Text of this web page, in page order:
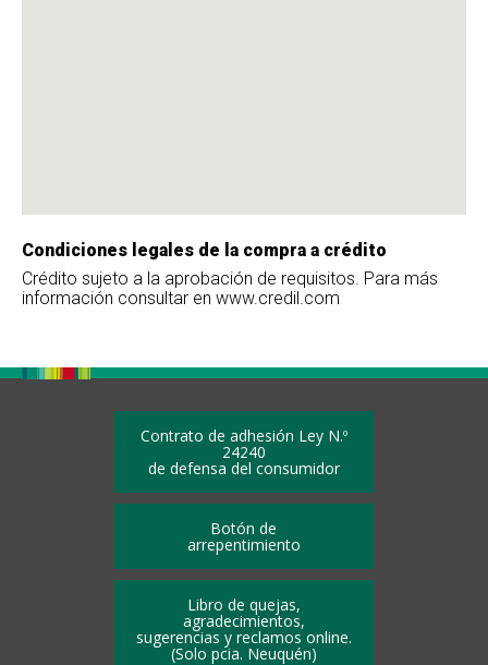
Condiciones legales de la compra a crédito
Crédito sujeto a la aprobación de requisitos. Para más
información consultar en www.credil.com
Contrato de adhesión Ley N.º
24240
de defensa del consumidor
Botón de
arrepentimiento
Libro de quejas,
agradecimientos,
sugerencias y reclamos online.
(Solo pcia. Neuquén)